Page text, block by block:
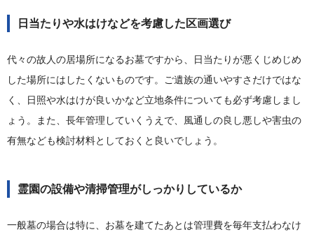
日当たりや水はけなどを考慮した区画選び
代々の故人の居場所になるお墓ですから、日当たりが悪くじめじめ
した場所にはしたくないものです。ご遺族の通いやすさだけではな
く、日照や水はけが良いかなど立地条件についても必ず考慮しまし
ょう。また、長年管理していくうえで、風通しの良し悪しや害虫の
有無なども検討材料としておくと良いでしょう。
霊園の設備や清掃管理がしっかりしているか
一般墓の場合は特に、お墓を建てたあとは管理費を毎年支払わなけ